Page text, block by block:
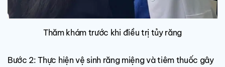
Thăm khám trước khi điều trị tủy răng
Bước 2: Thực hiện vệ sinh răng miệng và tiêm thuốc gây